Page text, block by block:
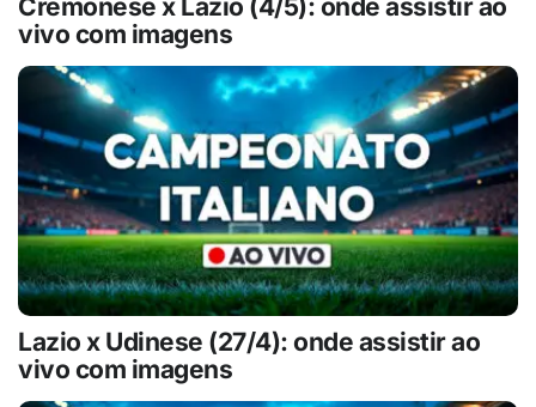
Cremonese x Lazio (4/5): onde assistir ao
vivo com imagens
Lazio x Udinese (27/4): onde assistir ao
vivo com imagens